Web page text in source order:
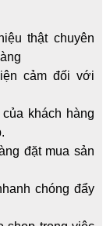
thật chuyên
cảm đối với
khách hàng
đặt mua sản
chóng đẩy